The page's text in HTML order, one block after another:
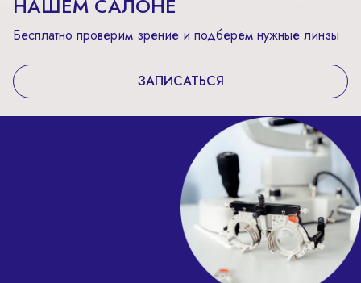
НАШЕМ САЛОНЕ
Бесплатно проверим зрение и подберём нужные линзы
ЗАПИСАТЬСЯ